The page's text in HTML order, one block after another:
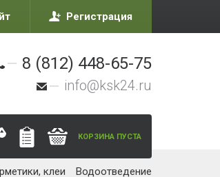
Регистрация
8 (812) 448-65-75
info@ksk24.ru
КОРЗИНА ПУСТА
клеи Водоотведение